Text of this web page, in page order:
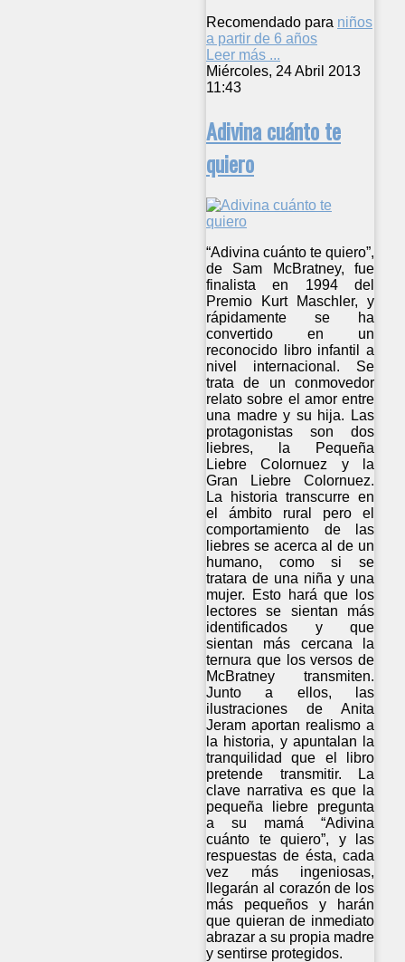
Recomendado para niños
a partir de 6 años
Leer más ...
Miércoles, 24 Abril 2013
11:43
Adivina cuánto te
quiero
“Adivina cuánto te quiero”,
de Sam McBratney, fue
finalista en 1994 del
Premio Kurt Maschler, y
rápidamente se ha
convertido en un
reconocido libro infantil a
nivel internacional. Se
trata de un conmovedor
relato sobre el amor entre
una madre y su hija. Las
protagonistas son dos
liebres, la Pequeña
Liebre Colornuez y la
Gran Liebre Colornuez.
La historia transcurre en
el ámbito rural pero el
comportamiento de las
liebres se acerca al de un
humano, como si se
tratara de una niña y una
mujer. Esto hará que los
lectores se sientan más
identificados y que
sientan más cercana la
ternura que los versos de
McBratney transmiten.
Junto a ellos, las
ilustraciones de Anita
Jeram aportan realismo a
la historia, y apuntalan la
tranquilidad que el libro
pretende transmitir. La
clave narrativa es que la
pequeña liebre pregunta
a su mamá “Adivina
cuánto te quiero”, y las
respuestas de ésta, cada
vez más ingeniosas,
llegarán al corazón de los
más pequeños y harán
que quieran de inmediato
abrazar a su propia madre
y sentirse protegidos.